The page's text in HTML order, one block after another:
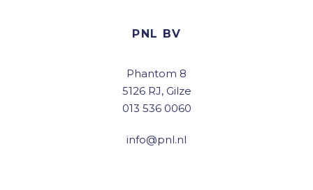
PNL BV
Phantom 8
5126 RJ, Gilze
013 536 0060
info@pnl.nl